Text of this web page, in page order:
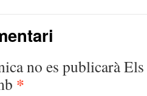
no es publicaràEls
*